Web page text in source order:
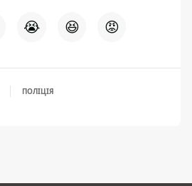
😭 😆 😡
ПОЛІЦІЯ